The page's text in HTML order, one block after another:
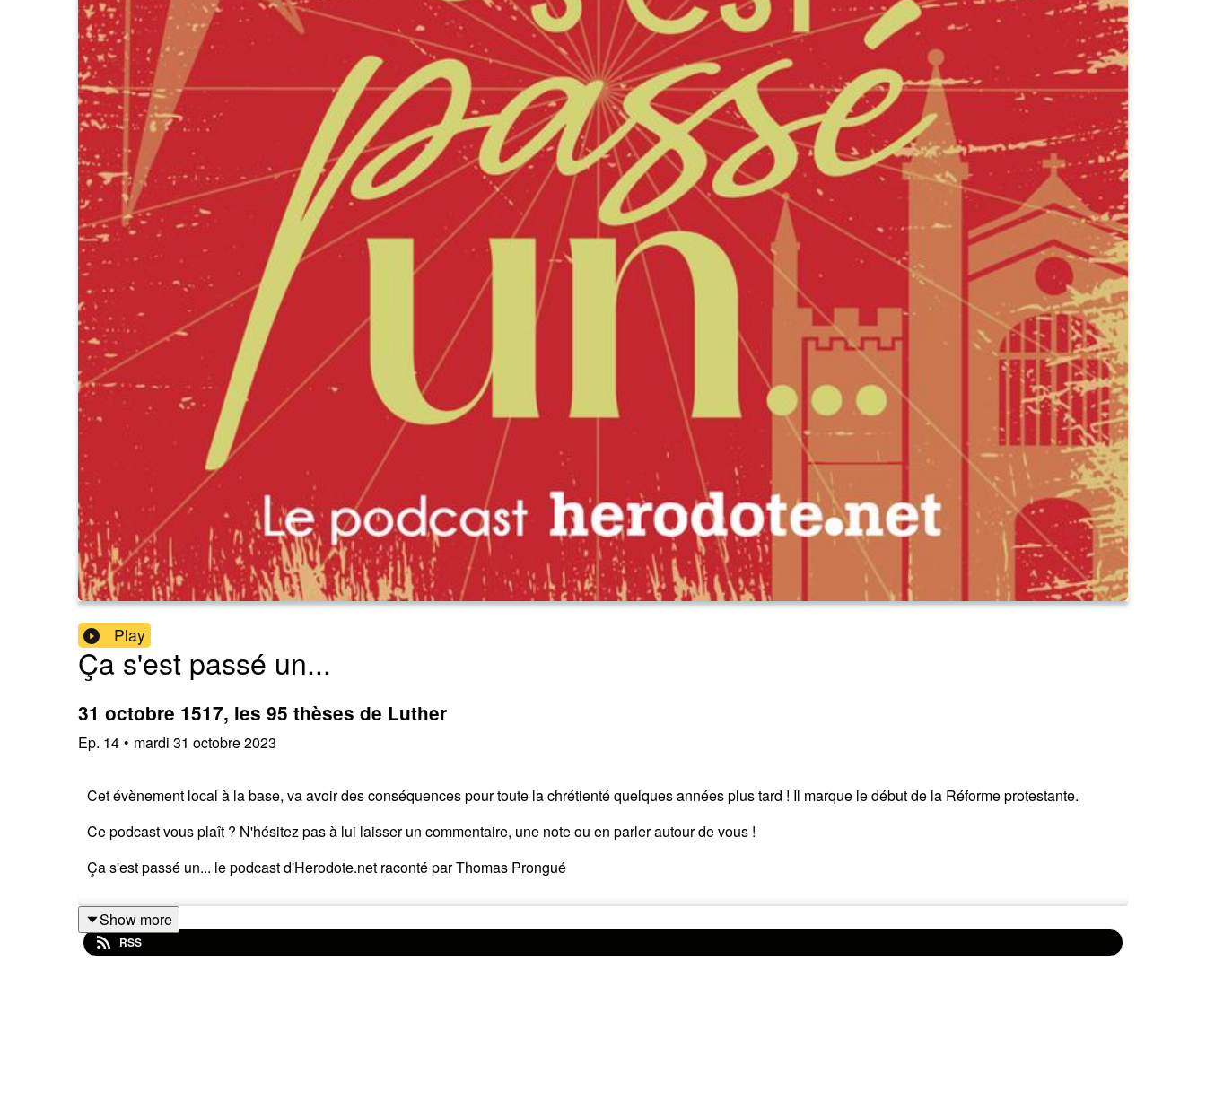
Play
Ça s'est passé un...
31 octobre 1517, les 95 thèses de Luther
Ep. 14 • mardi 31 octobre 2023
Cet évènement local à la base, va avoir des conséquences pour toute la chrétienté quelques années plus tard ! Il marque le début de la Réforme protestante.
Ce podcast vous plaît ? N'hésitez pas à lui laisser un commentaire, une note ou en parler autour de vous !
Ça s'est passé un... le podcast d'Herodote.net raconté par Thomas Prongué
Show more
RSS